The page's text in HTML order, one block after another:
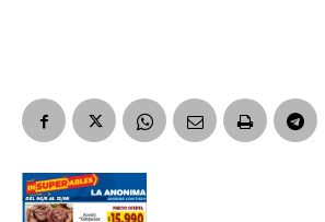
Nombre
Apellidos